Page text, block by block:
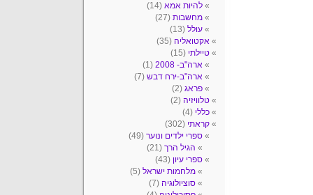
להיות אמא (14)
מחשבות (27)
עולל (13)
אקטואליה (35)
טיילתי (15)
ארה"ב- 2008
(1)
ארה"ב-ירח דבש (7)
פראג (2)
טלוויזיה (2)
כללי (4)
קראתי (302)
ספרי ילדים ונוער (49)
הגיל הרך (21)
ספרי עיון (43)
מלחמות ישראל (5)
סוציולוגיה (7)